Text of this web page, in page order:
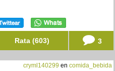
Rata (603) 3
cryml140299 en comida_bebida